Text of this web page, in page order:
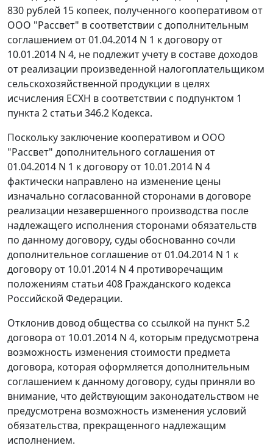
830 рублей 15 копеек, полученного кооперативом от
ООО "Рассвет" в соответствии с дополнительным
соглашением от 01.04.2014 N 1 к договору от
10.01.2014 N 4, не подлежит учету в составе доходов
от реализации произведенной налогоплательщиком
сельскохозяйственной продукции в целях
исчисления ЕСХН в соответствии с подпунктом 1
пункта 2 статьи 346.2 Кодекса.
Поскольку заключение кооперативом и ООО
"Рассвет" дополнительного соглашения от
01.04.2014 N 1 к договору от 10.01.2014 N 4
фактически направлено на изменение цены
изначально согласованной сторонами в договоре
реализации незавершенного производства после
надлежащего исполнения сторонами обязательств
по данному договору, суды обоснованно сочли
дополнительное соглашение от 01.04.2014 N 1 к
договору от 10.01.2014 N 4 противоречащим
положениям статьи 408 Гражданского кодекса
Российской Федерации.
Отклонив довод общества со ссылкой на пункт 5.2
договора от 10.01.2014 N 4, которым предусмотрена
возможность изменения стоимости предмета
договора, которая оформляется дополнительным
соглашением к данному договору, суды приняли во
внимание, что действующим законодательством не
предусмотрена возможность изменения условий
обязательства, прекращенного надлежащим
исполнением.